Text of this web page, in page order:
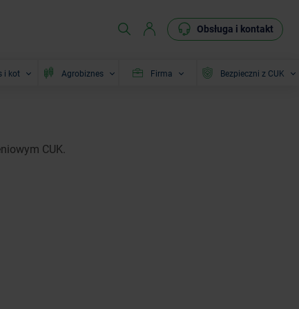
Obsługa i kontakt
i kot Agrobiznes Firma Bezpieczni z CUK
CUK.